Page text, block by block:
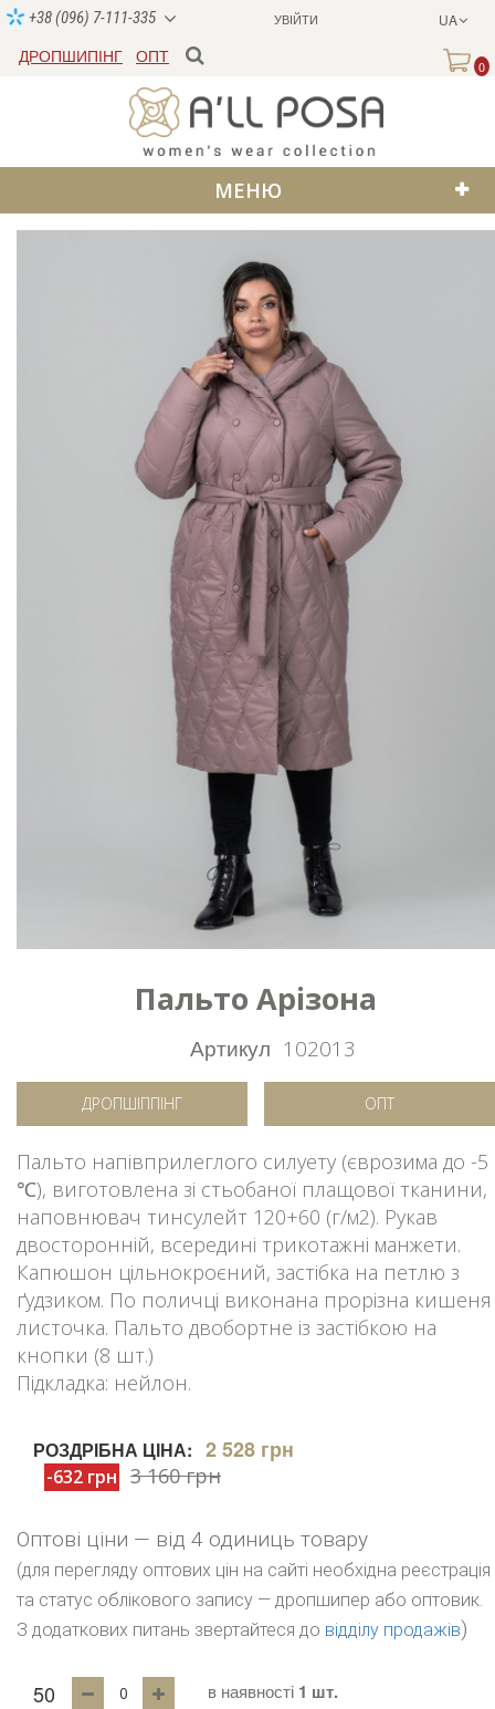
УВІЙТИ UA
+38 (096) 7-111-335
ДРОПШИПІНГ ОПТ
0
МЕНЮ
Пальто Арізона
Артикул 102013
ДРОПШІППІНГ ОПТ
Пальто напівприлеглого силуету (єврозима до -5
℃), виготовлена зі стьобаної плащової тканини,
наповнювач тинсулейт 120+60 (г/м2). Рукав
двосторонній, всередині трикотажні манжети.
Капюшон цільнокроєний, застібка на петлю з
ґудзиком. По поличці виконана прорізна кишеня
листочка. Пальто двобортне із застібкою на
кнопки (8 шт.)
Підкладка: нейлон.
РОЗДРІБНА ЦІНА: 2 528 грн
-632 грн 3 160 грн
Оптові ціни — від 4 одиниць товару
(для перегляду оптових цін на сайті необхідна реєстрація
та статус облікового запису — дропшипер або оптовик.
З додаткових питань звертайтеся до відділу продажів)
50 в наявності 1 шт.